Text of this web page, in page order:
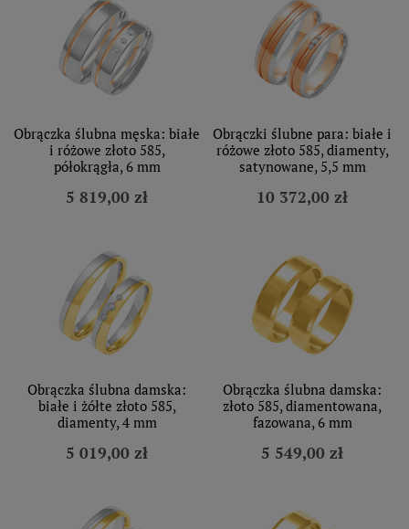
Obrączka ślubna męska: białe
i różowe złoto 585,
półokrągła, 6 mm
5 819,00 zł
Obrączki ślubne para: białe i
różowe złoto 585, diamenty,
satynowane, 5,5 mm
10 372,00 zł
Obrączka ślubna damska:
białe i żółte złoto 585,
diamenty, 4 mm
5 019,00 zł
Obrączka ślubna damska:
złoto 585, diamentowana,
fazowana, 6 mm
5 549,00 zł